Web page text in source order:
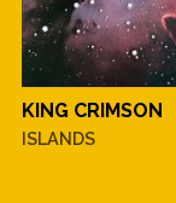
KING CRIMSON
ISLANDS